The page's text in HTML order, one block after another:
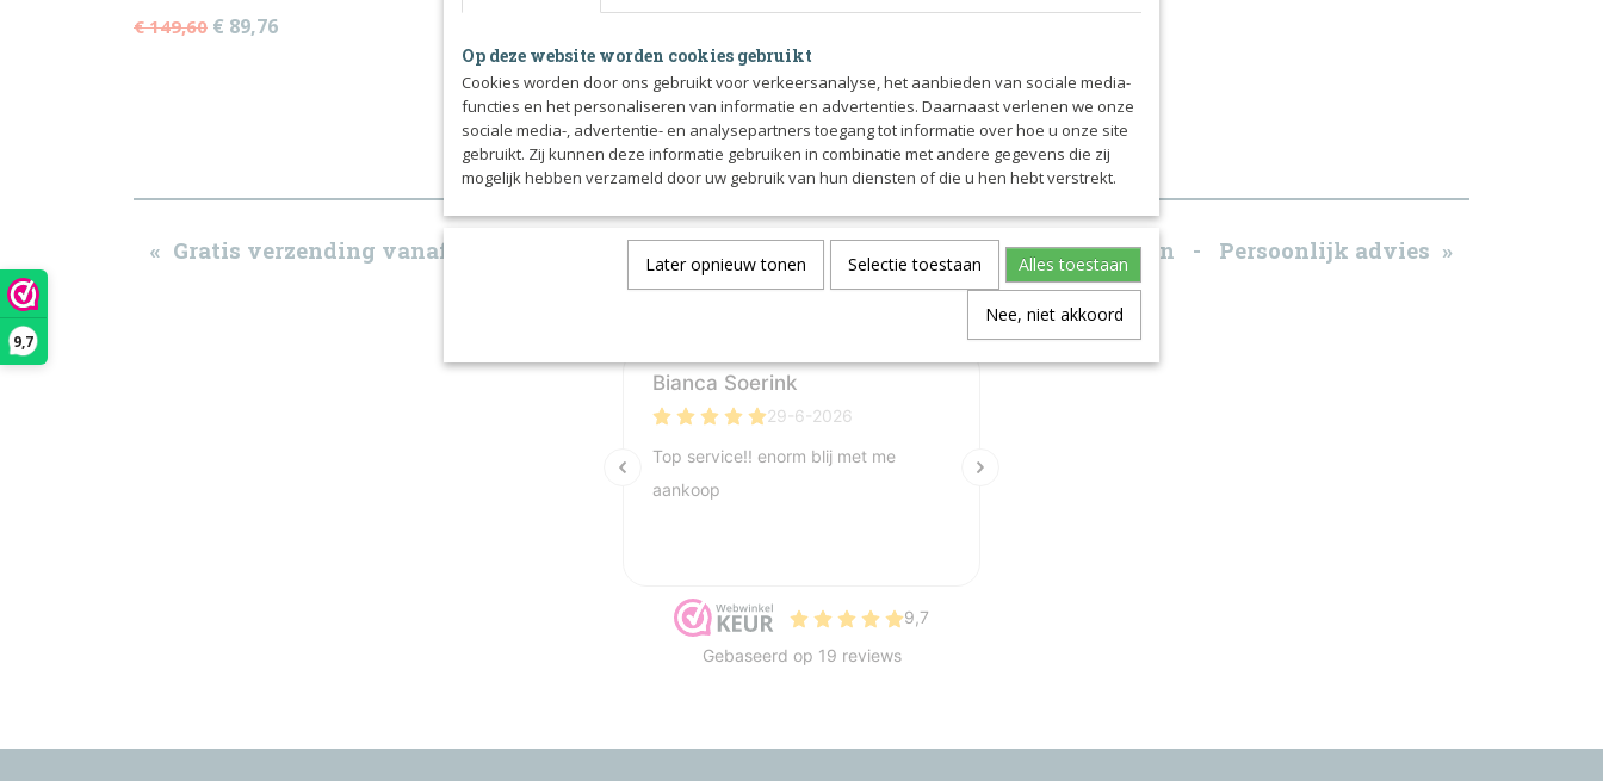
9,7
€ 149,60 € 89,76
« Gratis verzending vanaf €50 binnen Nederland - 14 dagen bedenktijd - Veilig betalen - Persoonlijk advies »
Op deze website worden cookies gebruikt
Cookies worden door ons gebruikt voor verkeersanalyse, het aanbieden van sociale media-
functies en het personaliseren van informatie en advertenties. Daarnaast verlenen we onze
sociale media-, advertentie- en analysepartners toegang tot informatie over hoe u onze site
gebruikt. Zij kunnen deze informatie gebruiken in combinatie met andere gegevens die zij
mogelijk hebben verzameld door uw gebruik van hun diensten of die u hen hebt verstrekt.
Later opnieuw tonen Selectie toestaan Alles toestaan
Nee, niet akkoord